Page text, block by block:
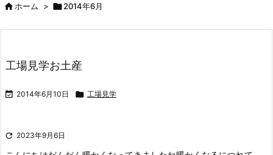
ホーム > 2014年6月
工場見学お土産
 2014年6月10日  工場見学
 2023年9月6日